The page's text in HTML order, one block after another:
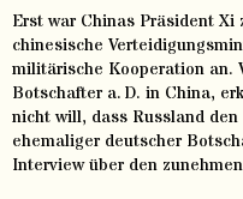
Erst war Chinas Präsident
chinesische
militärische Kooperation an.
Botschafter a. D. in China,
nicht will, dass Russland
ehemaliger deutscher
Interview über den